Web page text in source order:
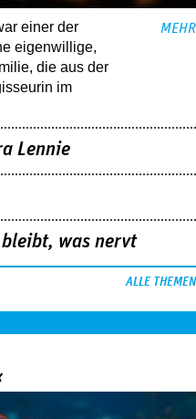
einer der
eigenwillige,
die aus der
im
MEHR
Lennie
was nervt
ALLE THEMEN